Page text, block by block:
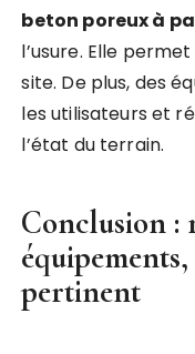
beton poreux à
l’usure. Elle
site. De plus, des
les utilisateurs et
l’état du terrain.
Conclusion :
pertinent